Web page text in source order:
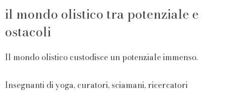
il mondo olistico tra potenziale e
ostacoli
Il mondo olistico custodisce un potenziale immenso.
Insegnanti di yoga, curatori, sciamani, ricercatori